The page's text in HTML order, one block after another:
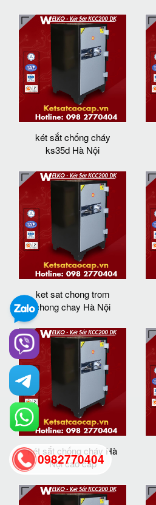
két sắt chống cháy
ks35d Hà Nội
ket sat chong trom
chong chay Hà Nội
két sắt chống cháy Hà
Nội cao cấp
0982770404